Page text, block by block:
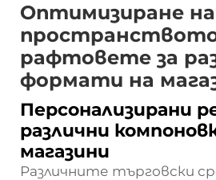
Оптимизиране на
рафтовете за
формати на
Персонализирани
различни
магазини
Различните търговски